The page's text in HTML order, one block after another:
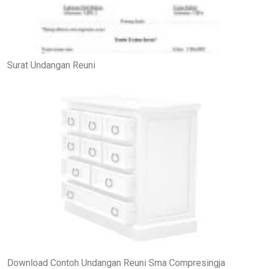
Surat Undangan Reuni
Download Contoh Undangan Reuni Sma Compresingja